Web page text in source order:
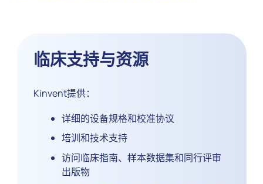
临床支持与资源
Kinvent提供：
详细的设备规格和校准协议
培训和技术支持
访问临床指南、样本数据集和同行评审
出版物